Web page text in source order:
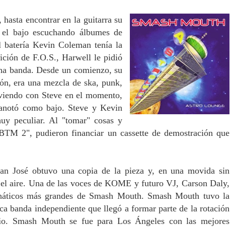
encontrar en la guitarra su
bajo escuchando álbumes de
Kevin Coleman tenía la
de F.O.S., Harwell le pidió
banda. Desde un comienzo, su
era una mezcla de ska, punk,
con Steve en el momento,
como bajo. Steve y Kevin
peculiar. Al "tomar" cosas y
2", pudieron financiar un cassette de demostración que
José obtuvo una copia de la pieza y, en una movida sin
aire. Una de las voces de KOME y futuro VJ, Carson Daly,
más grandes de Smash Mouth. Smash Mouth tuvo la
banda independiente que llegó a formar parte de la rotación
Smash Mouth se fue para Los Ángeles con las mejores